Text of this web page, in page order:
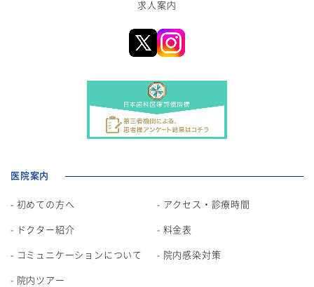
求人案内
医院案内
初めての方へ
ドクター紹介
コミュニケーションについて
院内ツアー
アクセス・診療時間
料金表
院内感染対策